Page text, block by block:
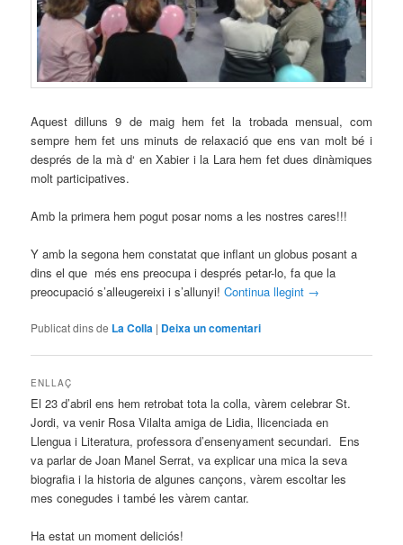
Aquest dilluns 9 de maig hem fet la trobada mensual, com
sempre hem fet uns minuts de relaxació que ens van molt bé i
després de la mà d‘ enXabieri la Lara hem fet dues dinàmiques
molt participatives.
Amb la primera hem pogut posar noms a les nostres cares!!!
Y amb la segona hem constatat que inflant un globusposant a
dins el que més ens preocupa i després petar-lo, fa que la
preocupació s’alleugereixi i s’allunyi!Continua llegint →
Publicat dins de La Colla | Deixa un comentari
ENLLAÇ
El 23 d’abril ens hem retrobat tota la colla, vàrem celebrar St.
Jordi, va venir Rosa Vilalta amiga de Lidia, llicenciada en
Llengua i Literatura, professora d’ensenyament secundari. Ens
va parlar de Joan Manel Serrat, va explicar una mica la seva
biografia i la historia de algunes cançons, vàrem escoltar les
mes conegudes i també les vàrem cantar.
Ha estat un moment deliciós!